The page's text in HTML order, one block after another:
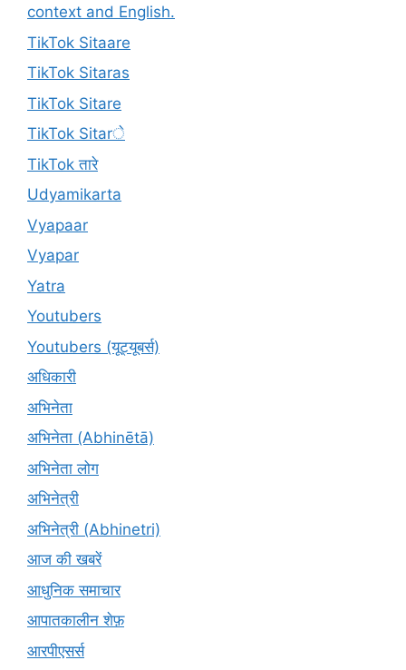
context and English.
TikTok Sitaare
TikTok Sitaras
TikTok Sitare
TikTok Sitarे
TikTok तारे
Udyamikarta
Vyapaar
Vyapar
Yatra
Youtubers
Youtubers (यूट्यूबर्स)
अधिकारी
अभिनेता
अभिनेता (Abhinētā)
अभिनेता लोग
अभिनेत्री
अभिनेत्री (Abhinetri)
आज की खबरें
आधुनिक समाचार
आपातकालीन शेफ़
आरपीएसर्स